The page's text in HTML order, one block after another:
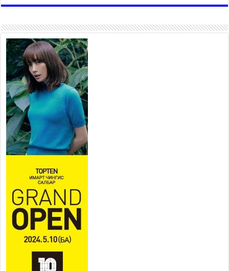
шугам хоолойн ажил 80
хувьтай үргэлжилж байна
2026 оны 7 сар 20 / 9 цаг 14 минут
Усархаг аадар бороо орж
байгаа тул аюулгүй байдлаа
хангаж, үер усны аюулаас
сэрэмжлэхийг нийслэлийн
Онцгой байдлын газраас анхааруулж байна
2026 оны 7 сар 20 / 9 цаг 09 минут
311 алба хаагч, 119 техник хэрэгсэлтэй ажиллаж
үер усны аюул, болзошгүй эрсдэлээс сэргийлж
байна
Аяллаа зөв төлөвлөхийг иргэдэд зөвлөж байна
2026 оны 7 сар 16 / 11 цаг 50 минут
Үер усны болзошгүй аюулаас сэргийлж,
холбогдох байгууллагууд өндөржүүлсэн бэлэн
байдалд ажиллаж байна
2026 оны 7 сар 15 / 13 цаг 06 минут
“Дэлхийн адууны өдөр”-т 15000 морьтон оролцож